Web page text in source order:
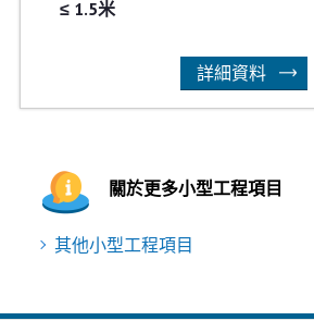
≤ 1.5米
詳細資料
關於更多小型工程項目
其他小型工程項目